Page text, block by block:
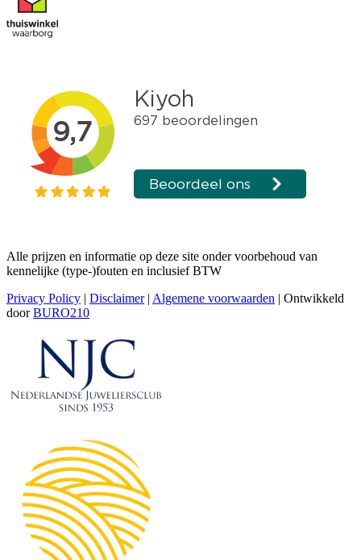
Alle prijzen en informatie op deze site onder voorbehoud van
kennelijke (type-)fouten en inclusief BTW
Privacy Policy | Disclaimer| Algemene voorwaarden | Ontwikkeld
doorBURO210